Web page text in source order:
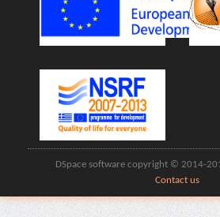
DSpace software copyright © 2014-
Contact us